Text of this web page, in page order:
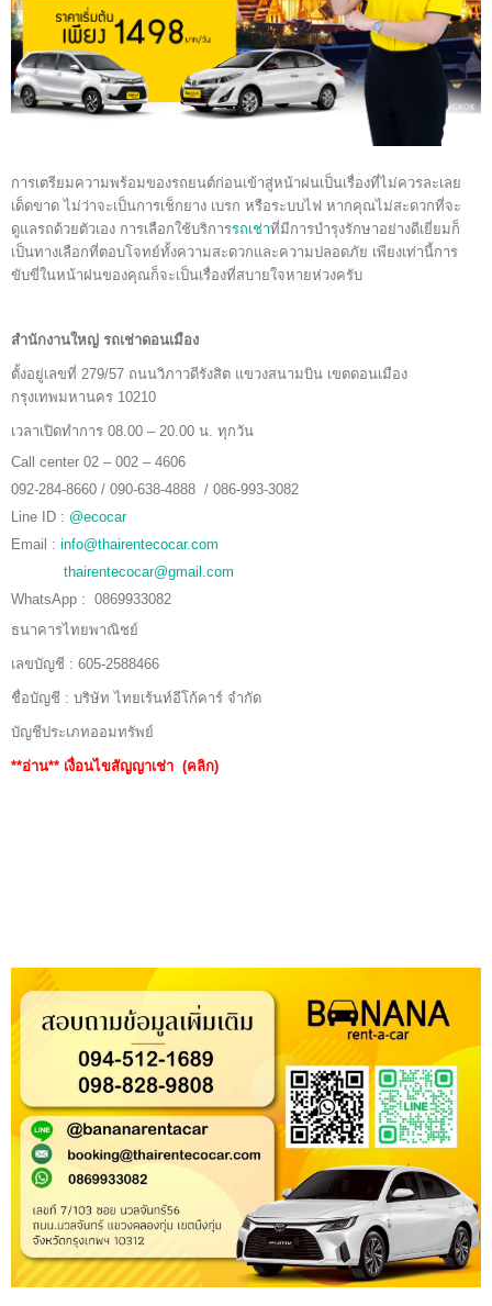
การเตรียมความพร้อมของรถยนต์ก่อนเข้าสู่หน้าฝนเป็นเรื่องที่ไม่ควรละเลย
เด็ดขาด ไม่ว่าจะเป็นการเช็กยาง เบรก หรือระบบไฟ หากคุณไม่สะดวกที่จะ
ดูแลรถด้วยตัวเอง การเลือกใช้บริการรถเช่าที่มีการบำรุงรักษาอย่างดีเยี่ยมก็
เป็นทางเลือกที่ตอบโจทย์ทั้งความสะดวกและความปลอดภัย เพียงเท่านี้การ
ขับขี่ในหน้าฝนของคุณก็จะเป็นเรื่องที่สบายใจหายห่วงครับ
สำนักงานใหญ่ รถเช่าดอนเมือง
ตั้งอยู่เลขที่ 279/57 ถนนวิภาวดีรังสิต แขวงสนามบิน เขตดอนเมือง
กรุงเทพมหานคร 10210
เวลาเปิดทำการ 08.00 – 20.00 น. ทุกวัน
Call center 02 – 002 – 4606
092-284-8660 / 090-638-4888 / 086-993-3082
Line ID : @ecocar
Email : info@thairentecocar.com
thairentecocar@gmail.com
WhatsApp : 0869933082
ธนาคารไทยพาณิชย์
เลขบัญชี : 605-2588466
ชื่อบัญชี : บริษัท ไทยเร้นท์อีโก้คาร์ จำกัด
บัญชีประเภทออมทรัพย์
**อ่าน** เงื่อนไขสัญญาเช่า (คลิก)